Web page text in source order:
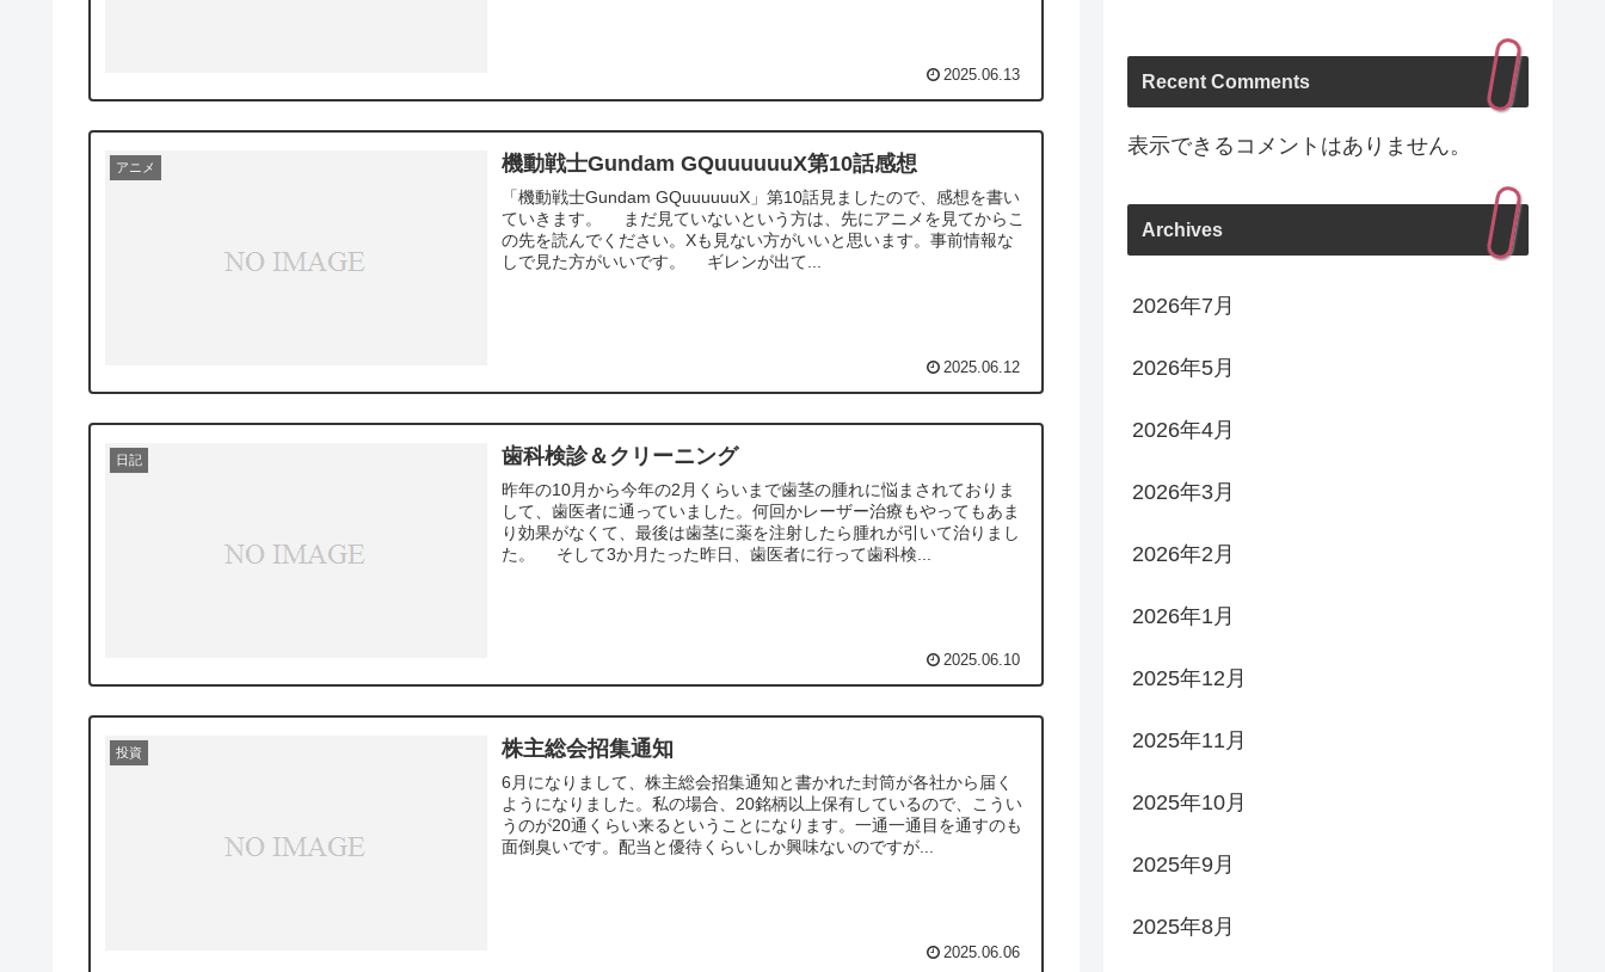
2025.06.13
アニメ 機動戦士Gundam GQuuuuuuX第10話感想
「機動戦士Gundam GQuuuuuuX」第10話見ましたので、感想を書い
ていきます。 まだ見ていないという方は、先にアニメを見てからこ
の先を読んでください。Xも見ない方がいいと思います。事前情報な
しで見た方がいいです。 ギレンが出て...
2025.06.12
日記 歯科検診＆クリーニング
昨年の10月から今年の2月くらいまで歯茎の腫れに悩まされておりま
して、歯医者に通っていました。何回かレーザー治療もやってもあま
り効果がなくて、最後は歯茎に薬を注射したら腫れが引いて治りまし
た。 そして3か月たった昨日、歯医者に行って歯科検...
2025.06.10
投資 株主総会招集通知
6月になりまして、株主総会招集通知と書かれた封筒が各社から届く
ようになりました。私の場合、20銘柄以上保有しているので、こうい
うのが20通くらい来るということになります。一通一通目を通すのも
面倒臭いです。配当と優待くらいしか興味ないのですが...
2025.06.06
Recent Comments
表示できるコメントはありません。
Archives
2026年7月
2026年5月
2026年4月
2026年3月
2026年2月
2026年1月
2025年12月
2025年11月
2025年10月
2025年9月
2025年8月